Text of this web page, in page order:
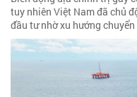
tuy nhiên Việt Nam đã chủ
đầu tư nhờ xu hướng